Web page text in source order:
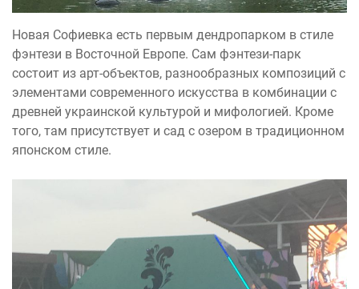
Новая Софиевка есть первым дендропарком в стиле
фэнтези в Восточной Европе. Сам фэнтези-парк
состоит из арт-объектов, разнообразных композиций с
элементами современного искусства в комбинации с
древней украинской культурой и мифологией. Кроме
того, там присутствует и сад с озером в традиционном
японском стиле.